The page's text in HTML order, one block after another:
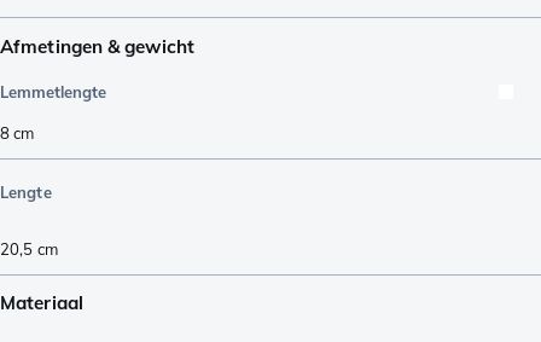
Afmetingen & gewicht
Lemmetlengte
8cm
Lengte
20,5 cm
Materiaal